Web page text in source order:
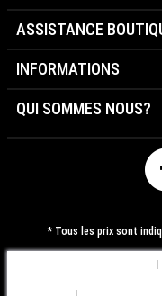
ASSISTANCE
INFORMATIONS
QUI SOMMES NOUS?
* Tous les prix sont